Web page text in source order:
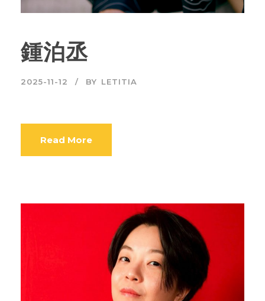
鍾泊丞
2025-11-12 BY LETITIA
Read More